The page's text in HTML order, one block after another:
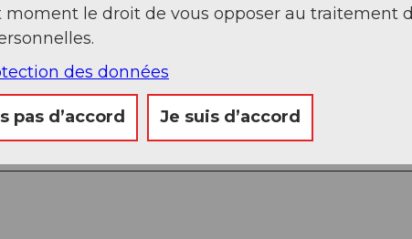
stables, résistantes à l’eau et au froid.
moment le droit de vous opposer au traitement
des données
pas d’accord Je suis d’accord